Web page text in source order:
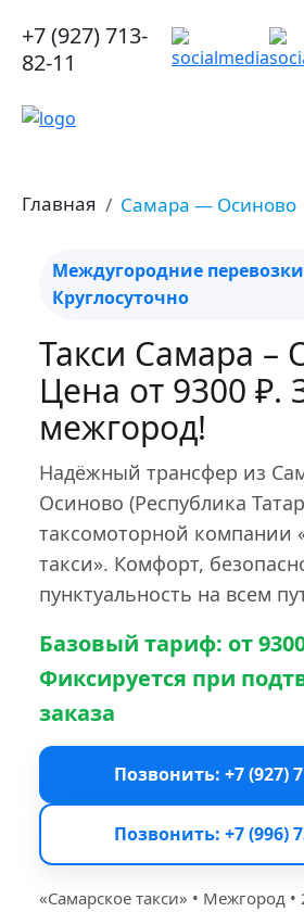
+7 (927) 713-
82-11
Главная Самара — Осиново
Междугородние перевозки
Круглосуточно
Такси Самара –
Цена от 9300 ₽.
межгород!
Надёжный трансфер из
Осиново (Республика
таксомоторной компании
такси». Комфорт,
пунктуальность на всем
Базовый тариф: от
Фиксируется при
заказа
Позвонить: +7 (927)
Позвонить: +7 (996)
«Самарское такси» • Межгород •